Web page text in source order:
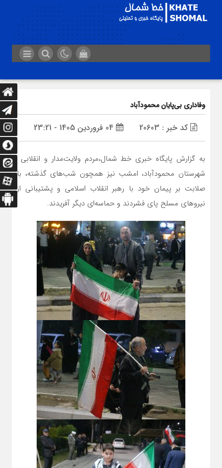
وفاداری بی‌پایان محمودآباد
کد خبر : 20603
به گزارش پایگاه خبری خط شمال،مردم ولایت‌مدار و انقلابی
شهرستان محمودآباد، امشب نیز همچون شب‌های گذشته، با
صلابت بر پیمان خود با رهبر انقلاب اسلامی و پشتیبانی از
نیروهای مسلح پای فشردند و حماسه‌ای دیگر آفریدند.